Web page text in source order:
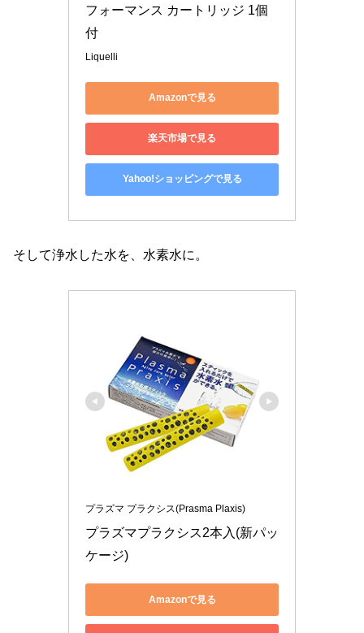
フォーマンス カートリッジ 1個
付
Liquelli
Amazonで見る
楽天市場で見る
Yahoo!ショッピングで見る
そして浄水した水を、水素水に。
プラズマ プラクシス(Prasma Plaxis)
プラズマプラクシス2本入(新パッ
ケージ)
Amazonで見る